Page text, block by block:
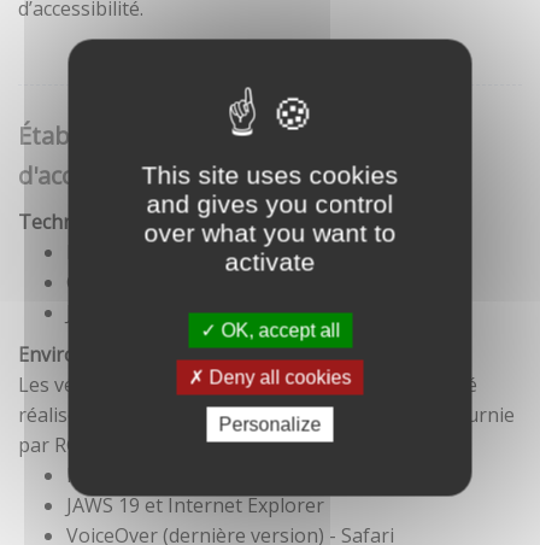
This site uses cookies
and gives you control
over what you want to
activate
OK, accept all
Deny all cookies
Personalize
d’accessibilité.
Établissement de cette déclaration
d'accessibilité
Technologies utilisées pour la réalisation du site
CSS
Environnement de test
Les vérifications de restitution de contenus ont été
réalisées conformément à la base de référence fournie
par RGAA 3.
Firefox et NVDA
JAWS 19 et Internet Explorer
VoiceOver (dernière version) - Safari